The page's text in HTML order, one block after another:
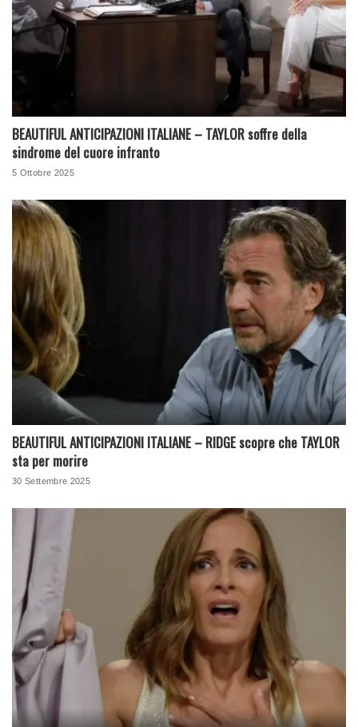
BEAUTIFUL ANTICIPAZIONI ITALIANE – TAYLOR soffre della
sindrome del cuore infranto
5 Ottobre 2025
BEAUTIFUL ANTICIPAZIONI ITALIANE – RIDGE scopre che TAYLOR
sta per morire
30 Settembre 2025